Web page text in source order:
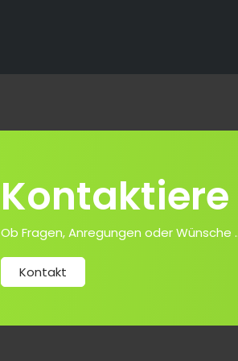
Kontaktiere
Ob Fragen, Anregungen oder Wünsche
Kontakt